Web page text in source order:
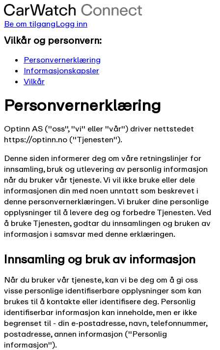
Be om tilgangLogg inn
Vilkår og personvern:
Personvernerklæring
Informasjonskapsler
Vilkår
Personvernerklæring
Optinn AS (''oss'', ''vi'' eller ''vår'') driver nettstedet
https://optinn.no (''Tjenesten'').
Denne siden informerer deg om våre retningslinjer for
innsamling, bruk og utlevering av personlig informasjon
når du bruker vår tjeneste. Vi vil ikke bruke eller dele
informasjonen din med noen unntatt som beskrevet i
denne personvernerklæringen. Vi bruker dine personlige
opplysninger til å levere deg og forbedre Tjenesten. Ved
å bruke Tjenesten, godtar du innsamlingen og bruken av
informasjon i samsvar med denne erklæringen.
Innsamling og bruk av informasjon
Når du bruker vår tjeneste, kan vi be deg om å gi oss
visse personlige identifiserbare opplysninger som kan
brukes til å kontakte eller identifisere deg. Personlig
identifiserbar informasjon kan inneholde, men er ikke
begrenset til - din e-postadresse, navn, telefonnummer,
postadresse, annen informasjon (''Personlig
informasjon'').